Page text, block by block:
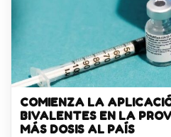
COMIENZA LA
BIVALENTES EN LA
MÁS DOSIS AL PAÍS